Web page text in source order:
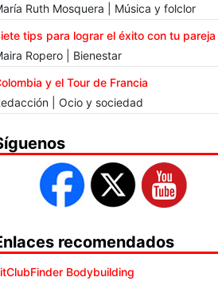
Ruth Mosquera | Música y folclor
tips para lograr el éxito con tu pareja
Ropero | Bienestar
y el Tour de Francia
| Ocio y sociedad
recomendados
Bodybuilding